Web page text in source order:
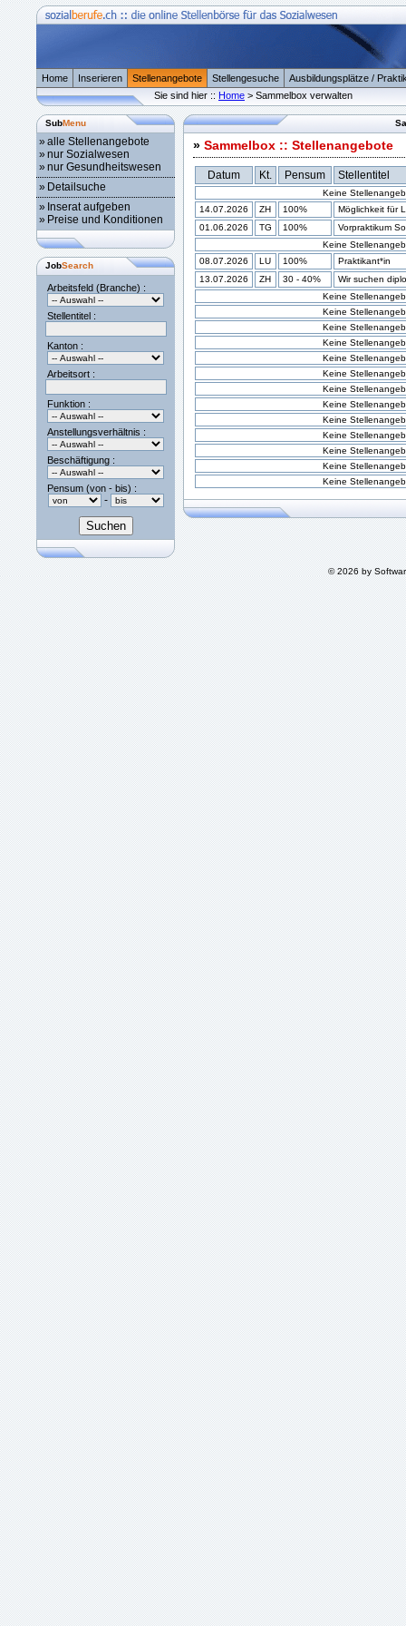
Home Inserieren Stellenangebote Stellengesuche
Ausbildungsplätze /
Sie sind hier :: Home > Sammelbox verwalten
SubMenu
»alle Stellenangebote
»nur Sozialwesen
»nur Gesundheitswesen
» Detailsuche
» Inserat aufgeben
» Preise und Konditionen
JobSearch
Arbeitsfeld (Branche) :
Stellentitel :
Kanton :
Arbeitsort :
Funktion :
Anstellungsverhältnis :
Beschäftigung :
Pensum (von - bis) :
-
» Sammelbox :: Stellenangebote
Datum Kt. Pensum Stellentitel
Keine
14.07.2026
ZH 100%
Möglichkeit für
01.06.2026
TG 100%
Vorpraktikum
Keine
08.07.2026
LU 100%
Praktikant*in
13.07.2026
ZH 30 - 40%
Wir suchen
Keine
Keine
Keine
Keine
Keine
Keine
Keine
Keine
Keine
Keine
Keine
Keine
Keine
© 2026 by